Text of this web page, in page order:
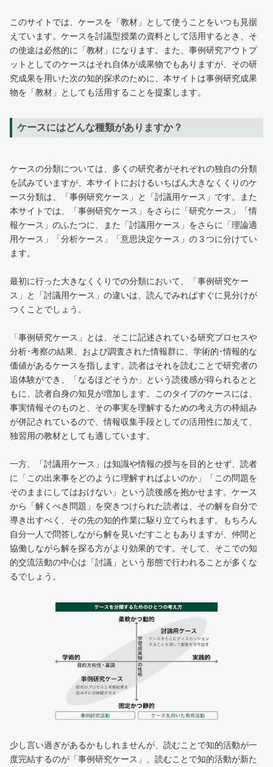
このサイトでは、ケースを「教材」として使うことをいつも見据
えています。ケースを討議型授業の資料として活用するとき、そ
の使途は必然的に「教材」になります。また、事例研究アウトプ
ットとしてのケースはそれ自体が成果物でもありますが、その研
究成果を用いた次の知的探求のために、本サイトは事例研究成果
物を「教材」としても活用することを提案します。
ケースにはどんな種類がありますか？
ケースの分類については、多くの研究者がそれぞれの独自の分類
を試みていますが、本サイトにおけるいちばん大きなくくりのケ
ース分類は、「事例研究ケース」と「討議用ケース」です。また
本サイトでは、「事例研究ケース」をさらに「研究ケース」「情
報ケース」のふたつに、また「討議用ケース」をさらに「理論適
用ケース」「分析ケース」「意思決定ケース」の３つに分けてい
ます。
最初に行った大きなくくりでの分類において、「事例研究ケー
ス」と「討議用ケース」の違いは、読んでみればすぐに見分けが
つくことでしょう。
「事例研究ケース」とは、そこに記述されている研究プロセスや
分析･考察の結果、および調査された情報群に、学術的･情報的な
価値があるケースを指します。読者はそれを読むことで研究者の
追体験ができ、「なるほどそうか」という読後感が得られるとと
もに、読者自身の知見が増加します。このタイプのケースには、
事実情報そのものと、その事実を理解するための考え方の枠組み
が併記されているので、情報収集手段としての活用性に加えて、
独習用の教材としても適しています。
一方、「討議用ケース」は知識や情報の授与を目的とせず、読者
に「この出来事をどのように理解すればよいのか」「この問題を
そのままにしてはおけない」という読後感を抱かせます。ケース
から「解くべき問題」を突きつけられた読者は、その解を自分で
導き出すべく、その先の知的作業に駆り立てられます。もちろん
自分一人で問答しながら解を見いだすこともありますが、仲間と
協働しながら解を探る方がより効果的です。そして、そこでの知
的交流活動の中心は「討議」という形態で行われることが多くな
るでしょう。
少し言い過ぎがあるかもしれませんが、読むことで知的活動が一
度完結するのが「事例研究ケース」、読むことで知的活動が新た